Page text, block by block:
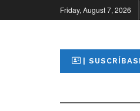
Friday, August 7, 2026
|